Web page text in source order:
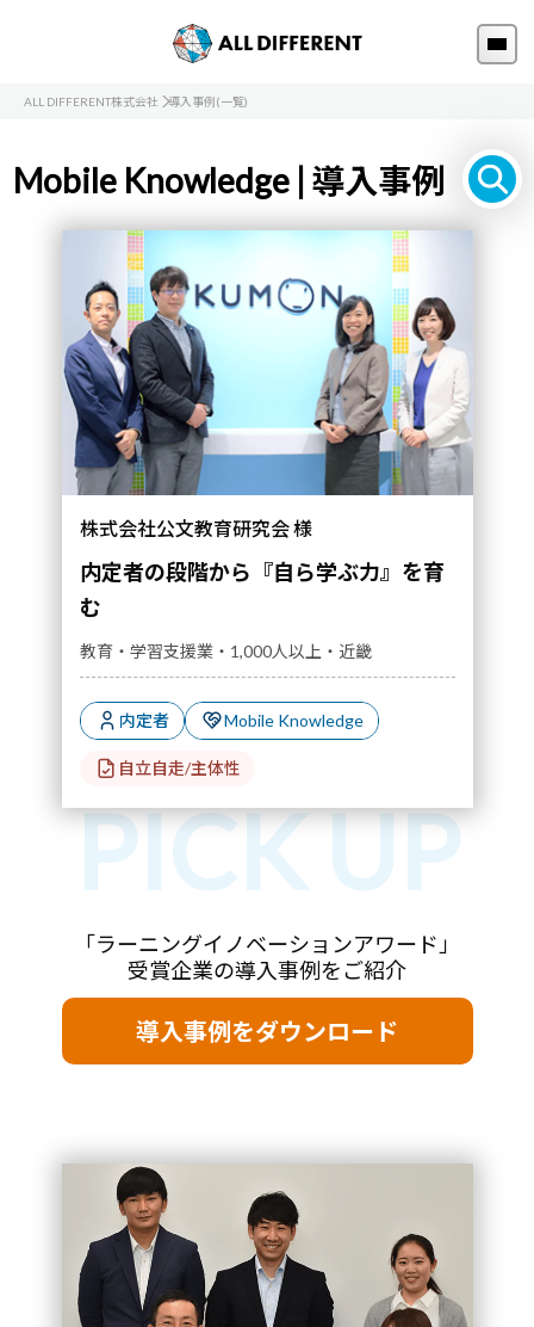
ALL DIFFERENT株式会社 導入事例(一覧)
Mobile Knowledge | 導入事例
株式会社公文教育研究会 様
内定者の段階から『自ら学ぶ力』を育
む
教育・学習支援業・1,000人以上・近畿
内定者 Mobile Knowledge
自立自走/主体性
「ラーニングイノベーションアワード」
受賞企業の導入事例をご紹介
導入事例をダウンロード